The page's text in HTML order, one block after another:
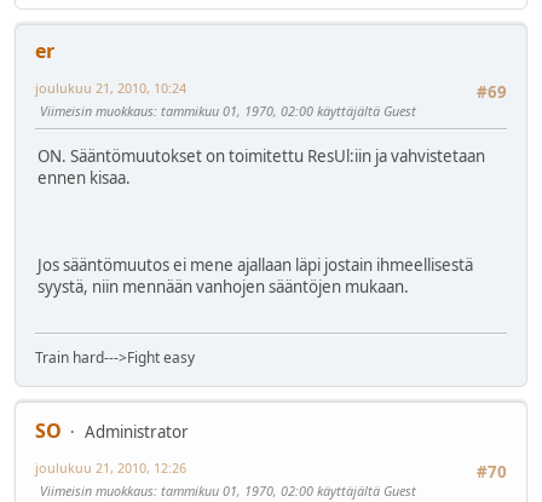
er
#69
joulukuu 21, 2010, 10:24
Viimeisin muokkaus: tammikuu 01, 1970, 02:00 käyttäjältä Guest
ON. Sääntömuutokset on toimitettu ResUl:iin ja vahvistetaan
ennen kisaa.
Jos sääntömuutos ei mene ajallaan läpi jostain ihmeellisestä
syystä, niin mennään vanhojen sääntöjen mukaan.
Train hard--->Fight easy
SO
Administrator
#70
joulukuu 21, 2010, 12:26
Viimeisin muokkaus: tammikuu 01, 1970, 02:00 käyttäjältä Guest